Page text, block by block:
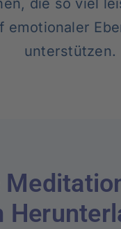
emotionaler
unterstützen.